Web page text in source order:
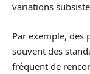
variations
Par exemple, des
souvent des
fréquent de